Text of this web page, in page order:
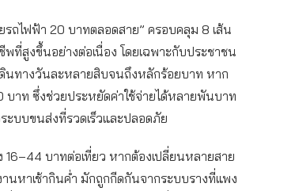
ถไฟฟ้า 20 บาทตลอดสาย” ครอบคลุม 8 เส้น
ที่สูงขึ้นอย่างต่อเนื่อง โดยเฉพาะกับประชาชน
นทางวันละหลายสิบจนถึงหลักร้อยบาท หาก
บาท ซึ่งช่วยประหยัดค่าใช้จ่ายได้หลายพันบาท
ะบบขนส่งที่รวดเร็วและปลอดภัย
บาทต่อเที่ยว หากต้องเปลี่ยนหลายสาย
หาเช้ากินค่ำ มักถูกกีดกันจากระบบรางที่แพง